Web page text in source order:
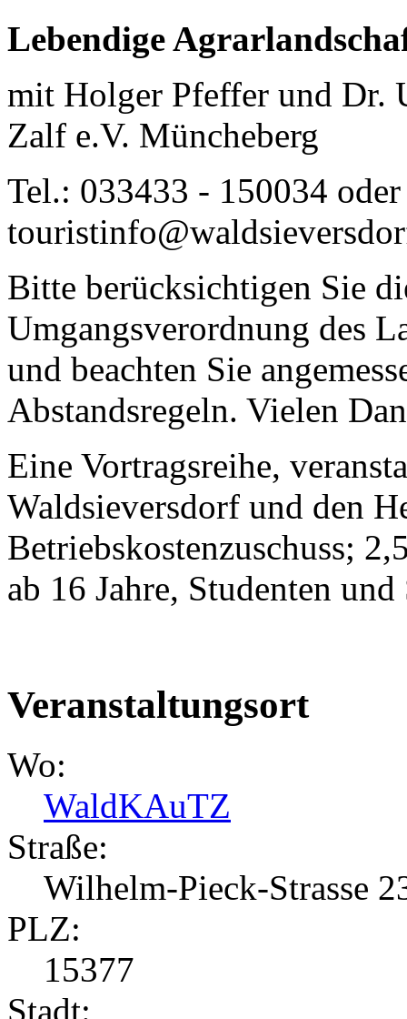
Lebendige
mit Holger Pfeffer und Dr.
Zalf e.V. Müncheberg
Tel.: 033433 - 150034 oder
Bitte berücksichtigen Sie
Umgangsverordnung des
und beachten Sie
Abstandsregeln. Vielen
Eine Vortragsreihe,
Waldsieversdorf und den
Betriebskostenzuschuss;
ab 16 Jahre, Studenten
Veranstaltungsort
Wo:
WaldKAuTZ
Straße:
Wilhelm-Pieck-Strasse
PLZ:
15377
Stadt: